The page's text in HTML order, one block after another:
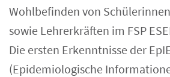
Wohlbefinden von
sowie Lehrerkräften im FSP
Die ersten Erkenntnisse der
(Epidemiologische